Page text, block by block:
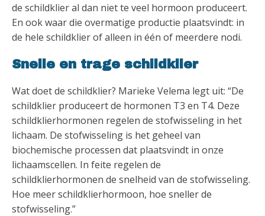
de schildklier al dan niet te veel hormoon produceert.
En ook waar die overmatige productie plaatsvindt: in
de hele schildklier of alleen in één of meerdere nodi.
Snelle en trage schildklier
Wat doet de schildklier? Marieke Velema legt uit: “De
schildklier produceert de hormonen T3 en T4. Deze
schildklierhormonen regelen de stofwisseling in het
lichaam. De stofwisseling is het geheel van
biochemische processen dat plaatsvindt in onze
lichaamscellen. In feite regelen de
schildklierhormonen de snelheid van de stofwisseling.
Hoe meer schildklierhormoon, hoe sneller de
stofwisseling.”